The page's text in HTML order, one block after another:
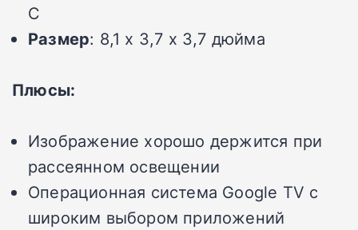
C
Размер: 8,1 x 3,7 x 3,7 дюйма
Плюсы:
Изображение хорошо держится при
рассеянном освещении
Операционная система Google TV с
широким выбором приложений